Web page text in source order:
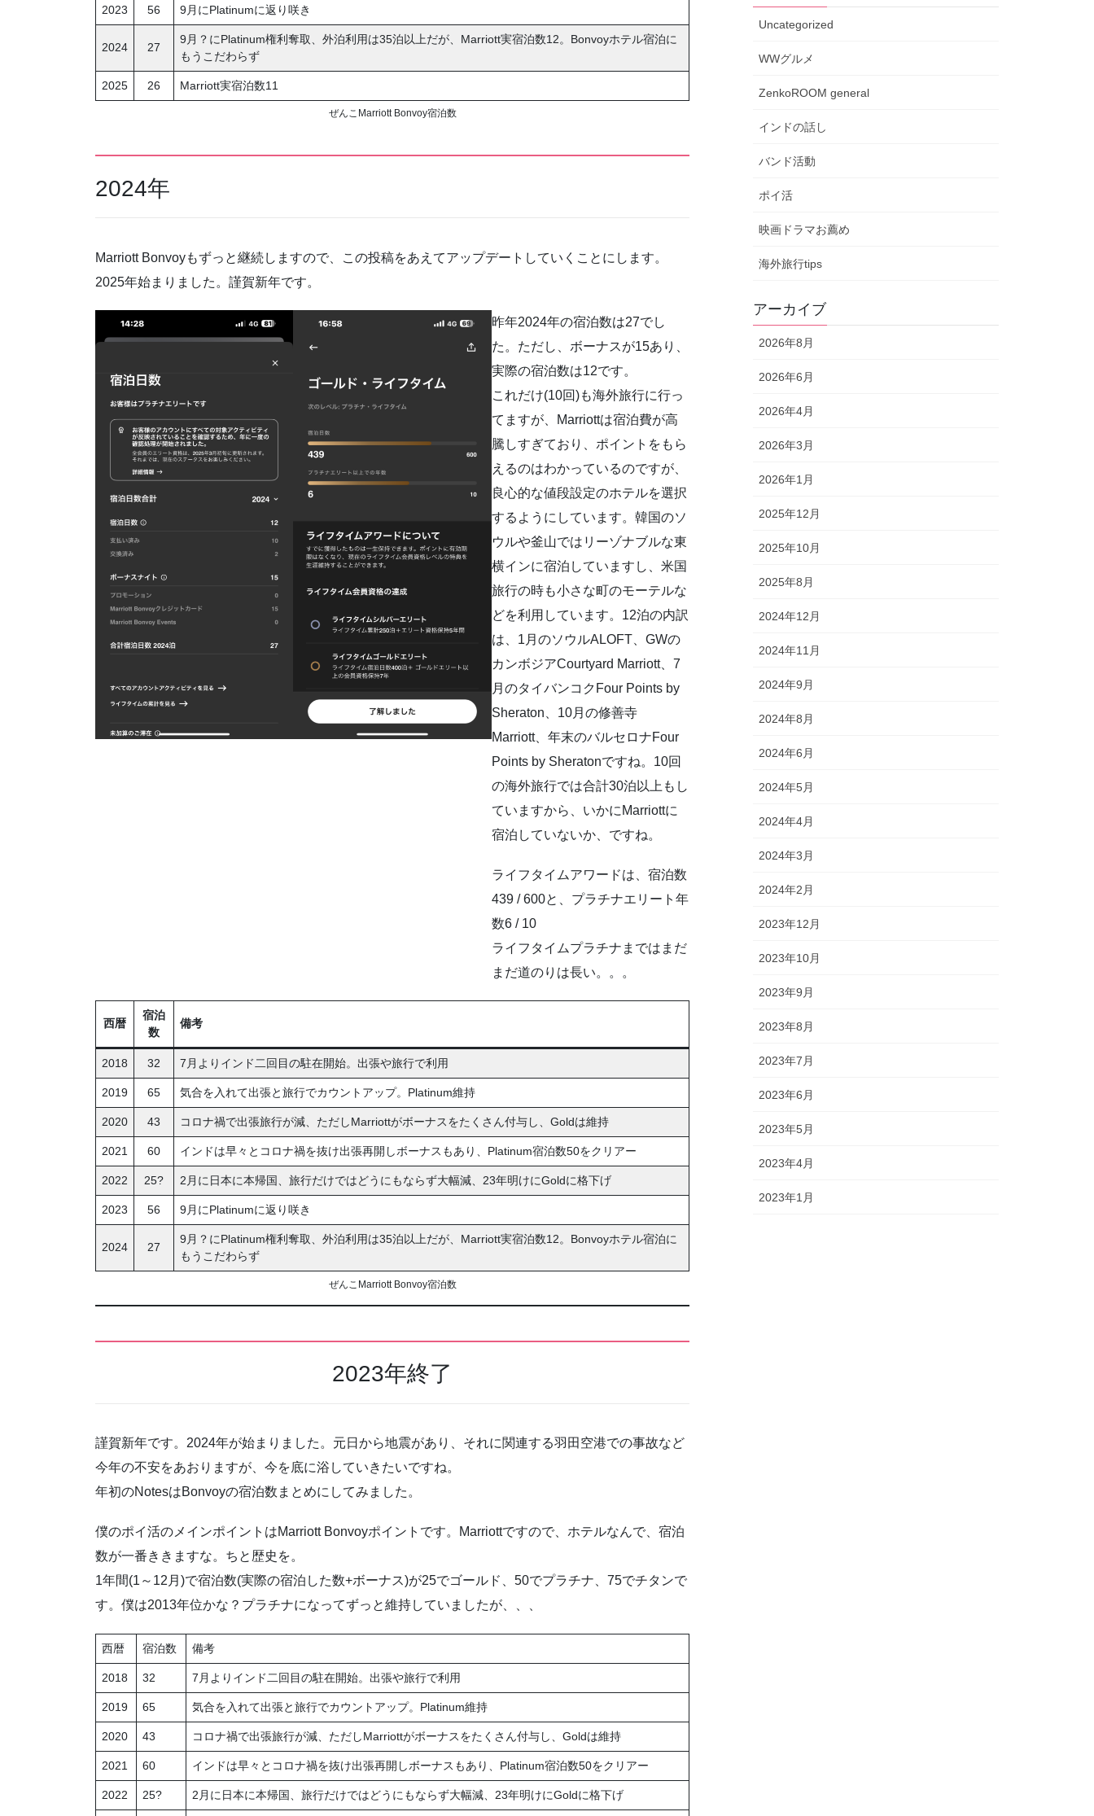
2023 56 9月にPlatinumに返り咲き
2024 27
9月？にPlatinum権利奪取、外泊利用は35泊以上だが、Marriott実宿泊数12。Bonvoyホテル宿泊に
もうこだわらず
2025 26 Marriott実宿泊数11
ぜんこMarriott Bonvoy宿泊数
2024年
Marriott Bonvoyもずっと継続しますので、この投稿をあえてアップデートしていくことにします。
2025年始まりました。謹賀新年です。
昨年2024年の宿泊数は27でし
た。ただし、ボーナスが15あり、
実際の宿泊数は12です。
これだけ(10回)も海外旅行に行っ
てますが、Marriottは宿泊費が高
騰しすぎており、ポイントをもら
えるのはわかっているのですが、
良心的な値段設定のホテルを選択
するようにしています。韓国のソ
ウルや釜山ではリーゾナブルな東
横インに宿泊していますし、米国
旅行の時も小さな町のモーテルな
どを利用しています。12泊の内訳
は、1月のソウルALOFT、GWの
カンボジアCourtyard Marriott、7
月のタイバンコクFour Points by
Sheraton、10月の修善寺
Marriott、年末のバルセロナFour
Points by Sheratonですね。10回
の海外旅行では合計30泊以上もし
ていますから、いかにMarriottに
宿泊していないか、ですね。
ライフタイムアワードは、宿泊数
439 / 600と、プラチナエリート年
数6 / 10
ライフタイムプラチナまではまだ
まだ道のりは長い。。。
西暦
宿泊
数
備考
2018 32 7月よりインド二回目の駐在開始。出張や旅行で利用
2019 65 気合を入れて出張と旅行でカウントアップ。Platinum維持
2020 43 コロナ禍で出張旅行が減、ただしMarriottがボーナスをたくさん付与し、Goldは維持
2021 60 インドは早々とコロナ禍を抜け出張再開しボーナスもあり、Platinum宿泊数50をクリアー
2022 25? 2月に日本に本帰国、旅行だけではどうにもならず大幅減、23年明けにGoldに格下げ
2023 56 9月にPlatinumに返り咲き
2024 27
9月？にPlatinum権利奪取、外泊利用は35泊以上だが、Marriott実宿泊数12。Bonvoyホテル宿泊に
もうこだわらず
ぜんこMarriott Bonvoy宿泊数
2023年終了
謹賀新年です。2024年が始まりました。元日から地震があり、それに関連する羽田空港での事故など
今年の不安をあおりますが、今を底に浴していきたいですね。
年初のNotesはBonvoyの宿泊数まとめにしてみました。
僕のポイ活のメインポイントはMarriott Bonvoyポイントです。Marriottですので、ホテルなんで、宿泊
数が一番ききますな。ちと歴史を。
1年間(1～12月)で宿泊数(実際の宿泊した数+ボーナス)が25でゴールド、50でプラチナ、75でチタンで
す。僕は2013年位かな？プラチナになってずっと維持していましたが、、、
西暦 宿泊数 備考
2018 32 7月よりインド二回目の駐在開始。出張や旅行で利用
2019 65 気合を入れて出張と旅行でカウントアップ。Platinum維持
2020 43 コロナ禍で出張旅行が減、ただしMarriottがボーナスをたくさん付与し、Goldは維持
2021 60 インドは早々とコロナ禍を抜け出張再開しボーナスもあり、Platinum宿泊数50をクリアー
2022 25? 2月に日本に本帰国、旅行だけではどうにもならず大幅減、23年明けにGoldに格下げ
Uncategorized
WWグルメ
ZenkoROOM general
インドの話し
バンド活動
ポイ活
映画ドラマお薦め
海外旅行tips
アーカイブ
2026年8月
2026年6月
2026年4月
2026年3月
2026年1月
2025年12月
2025年10月
2025年8月
2024年12月
2024年11月
2024年9月
2024年8月
2024年6月
2024年5月
2024年4月
2024年3月
2024年2月
2023年12月
2023年10月
2023年9月
2023年8月
2023年7月
2023年6月
2023年5月
2023年4月
2023年1月